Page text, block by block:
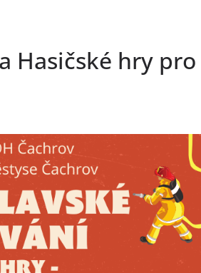
Hasičské hry pro